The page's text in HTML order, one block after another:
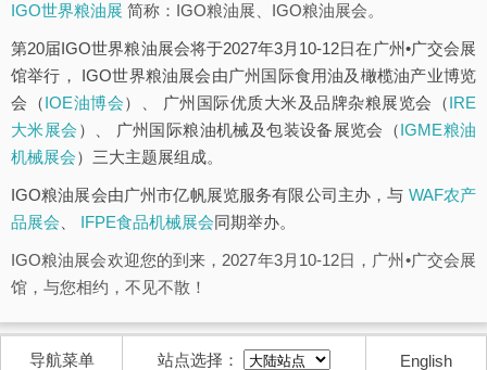
IGO世界粮油展 简称：IGO粮油展、IGO粮油展会。
第20届IGO世界粮油展会将于2027年3月10-12日在广州•广交会展
馆举行， IGO世界粮油展会由广州国际食用油及橄榄油产业博览
会（IOE油博会）、 广州国际优质大米及品牌杂粮展览会（IRE
大米展会 ）、 广州国际粮油机械及包装设备展览会（IGME粮油
机械展会）三大主题展组成。
IGO粮油展会由广州市亿帆展览服务有限公司主办，与 WAF农产
品展会
IFPE食品机械展会同期举办。
IGO粮油展会欢迎您的到来，2027年3月10-12日，广州•广交会展
馆，与您相约，不见不散！
导航菜单 站点选择： English